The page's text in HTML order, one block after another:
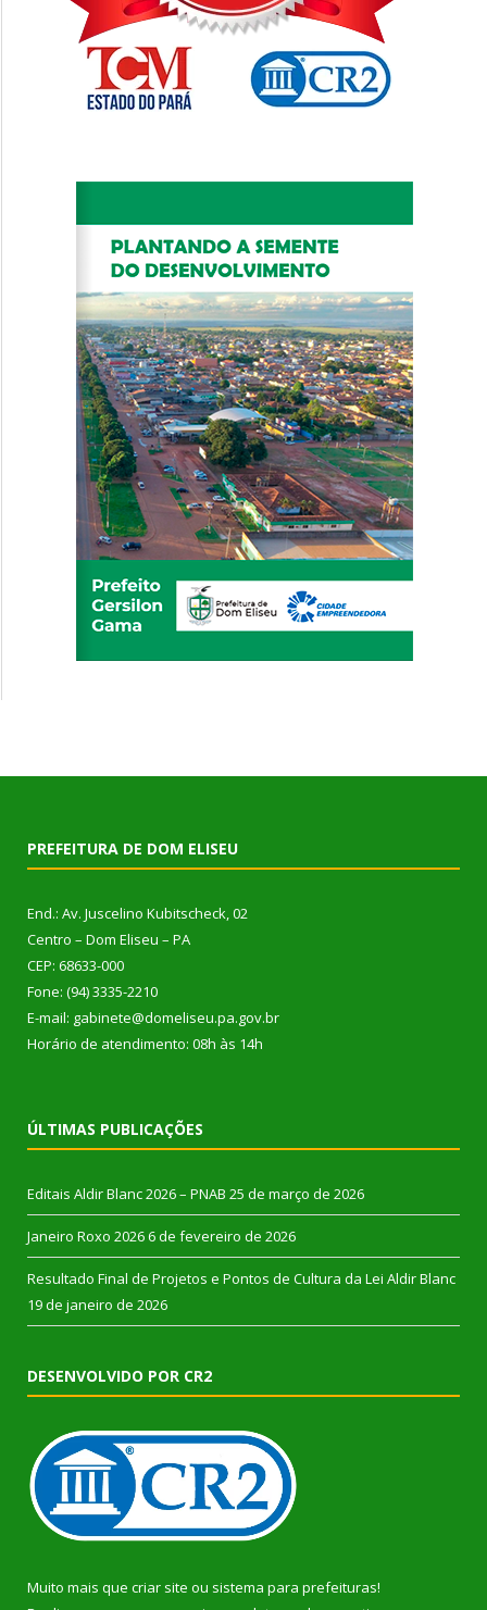
PREFEITURA DE DOM ELISEU
End.: Av. Juscelino Kubitscheck, 02
Centro – Dom Eliseu – PA
CEP: 68633-000
Fone: (94) 3335-2210
E-mail: gabinete@domeliseu.pa.gov.br
Horário de atendimento: 08h às 14h
ÚLTIMAS PUBLICAÇÕES
Editais Aldir Blanc 2026 – PNAB 25 de março de 2026
Janeiro Roxo 2026 6 de fevereiro de 2026
Resultado Final de Projetos e Pontos de Cultura da Lei Aldir Blanc
19 de janeiro de 2026
DESENVOLVIDO POR CR2
Muito mais que criar site ou sistema para prefeituras!